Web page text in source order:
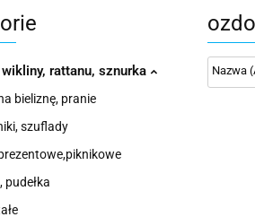
rattanu, sznurka
bieliznę, pranie
szuflady
pudełka